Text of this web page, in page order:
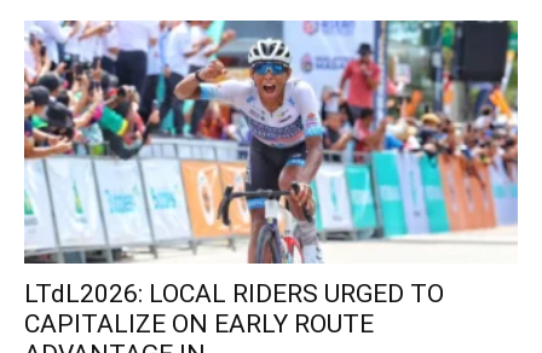
LTdL2026: LOCAL RIDERS URGED TO
CAPITALIZE ON EARLY ROUTE